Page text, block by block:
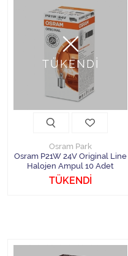
TÜKENDİ
Osram Park
Osram P21W 24V Original Line
Halojen Ampul 10 Adet
TÜKENDİ